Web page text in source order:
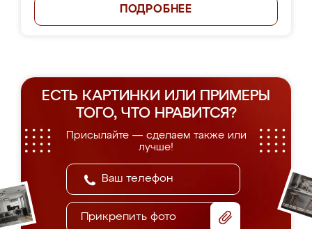
ПОДРОБНЕЕ
ЕСТЬ КАРТИНКИ ИЛИ ПРИМЕРЫ
ТОГО, ЧТО НРАВИТСЯ?
Присылайте — сделаем также или
лучше!
Прикрепить фото